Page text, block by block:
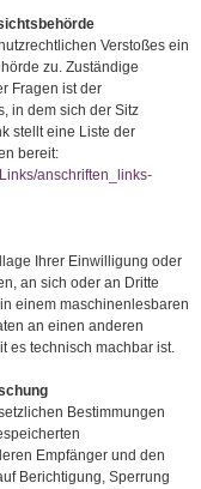
Verstoßes ein
zu. Zuständige
Fragen ist der
in dem sich der Sitz
stellt eine Liste der
bereit:
anschriften_links-
Ihrer Einwilligung oder
an sich oder an Dritte
einem maschinenlesbaren
an einen anderen
es technisch machbar ist.
Bestimmungen
Empfänger und den
Berichtigung, Sperrung